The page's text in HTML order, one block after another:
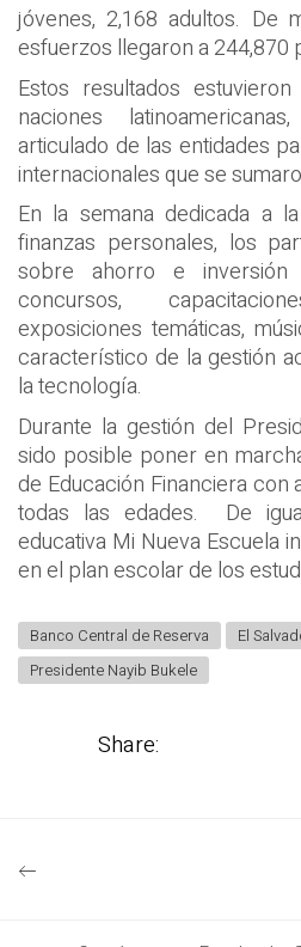
jóvenes, 2,168 adultos. De
esfuerzos llegaron a 244,870
Estos resultados
naciones
articulado de las entidades
internacionales que se
En la semana dedicada a
finanzas personales, los
sobre ahorro e
concursos,
exposiciones temáticas,
característico de la gestión
la tecnología.
Durante la gestión del
sido posible poner en
de Educación Financiera con
todas las edades. De
educativa Mi Nueva Escuela
en el plan escolar de los
Banco Central de Reserva
El
Presidente Nayib Bukele
Share: